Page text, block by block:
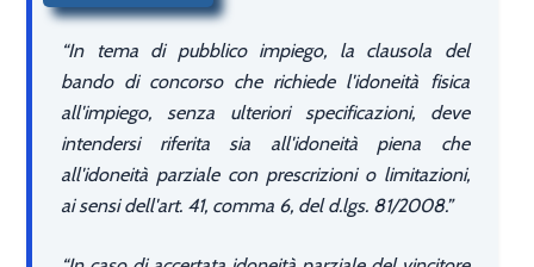
In tema di pubblico impiego, la clausola del
bando di concorso che richiede l'idoneità fisica
all'impiego, senza ulteriori specificazioni, deve
intendersi riferita sia all'idoneità piena che
all'idoneità parziale con prescrizioni o limitazioni,
ai sensi dell'art. 41, comma 6, del d.lgs. 81/2008.